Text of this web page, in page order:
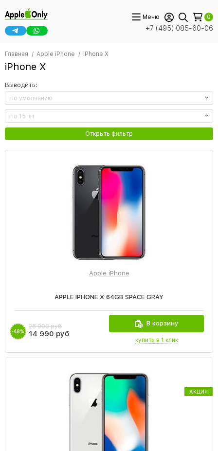
+7 (495) 085-60-06
Меню 0
Главная Apple iPhone iPhone X
iPhone X
Выводить:
по умолчанию
по 15 шт
Открыть фильтр
Apple iPhone
APPLE IPHONE X 64GB SPACE GRAY
-48%
28 990 руб
14 990 руб
В корзину
купить в 1 клик
АКЦИЯ